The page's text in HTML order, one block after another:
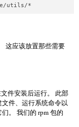
utils/*
这应该放置那些需要
件安装后运行。 此部
件、运行系统命令以
。 我们的 rpm 包的